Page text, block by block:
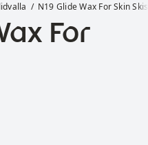
N19 Glide Wax For Skin Skis
For